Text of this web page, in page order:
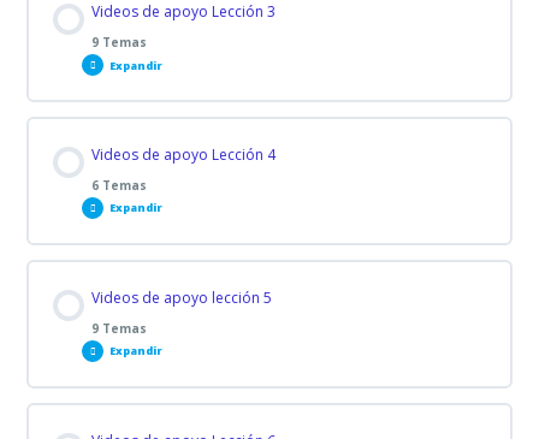
0% COMPLETADO 0/4 pasos
1-CODIGO MAINT REQD
2-ESCANEO FLUJO DE DATOS
3-REVISON DE ACEITE DE CAJA
4-DIAGNOSTICO DIAGRAMA
Videos de apoyo Lección 3
9 Temas
Expandir
0% COMPLETADO 0/9 pasos
Video 1
Video 2
Video 3
Videos de apoyo Lección 4
6 Temas
Expandir
0% COMPLETADO 0/6 pasos
Video 1
Videos de apoyo lección 5
9 Temas
Expandir